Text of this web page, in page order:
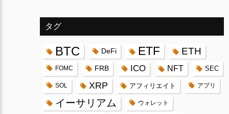
タグ
BTC DeFi ETF ETH
FOMC FRB ICO NFT SEC
SOL XRP アフィリエイト アプリ
イーサリアム ウォレット